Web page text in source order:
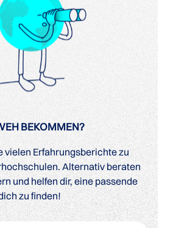
BEKOMMEN?
vielen Erfahrungsberichte zu
Alternativ beraten
und helfen dir, eine passende
zu finden!